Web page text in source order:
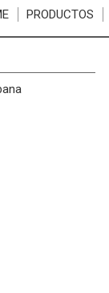
PRODUCTOS